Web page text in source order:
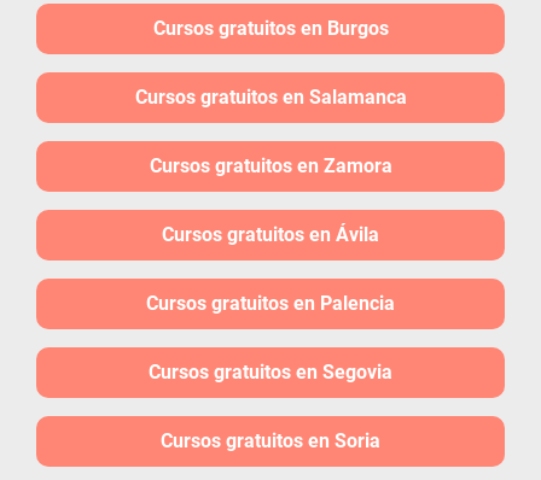
Cursos gratuitos en Burgos
Cursos gratuitos en Salamanca
Cursos gratuitos en Zamora
Cursos gratuitos en Ávila
Cursos gratuitos en Palencia
Cursos gratuitos en Segovia
Cursos gratuitos en Soria